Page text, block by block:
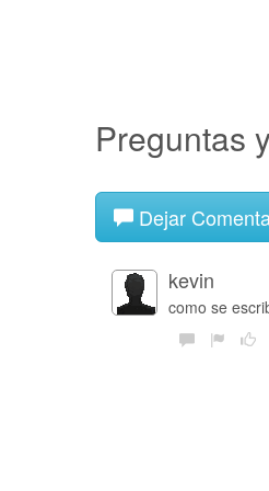
Preguntas
Dejar
kevin
como se